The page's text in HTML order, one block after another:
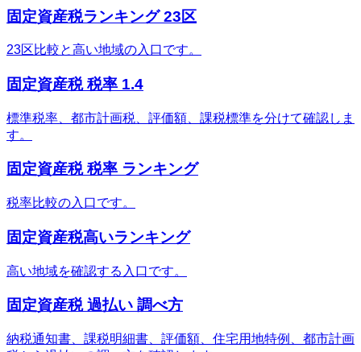
固定資産税ランキング 23区
23区比較と高い地域の入口です。
固定資産税 税率 1.4
標準税率、都市計画税、評価額、課税標準を分けて確認しま
す。
固定資産税 税率 ランキング
税率比較の入口です。
固定資産税高いランキング
高い地域を確認する入口です。
固定資産税 過払い 調べ方
納税通知書、課税明細書、評価額、住宅用地特例、都市計画